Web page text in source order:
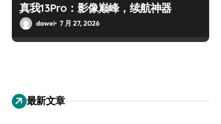
真我13Pro：影像巅峰，续航神器
dawei 7 月 27, 2026
最新文章